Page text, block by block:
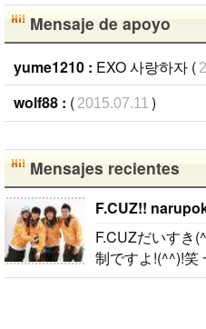
Mensaje de apoyo
yume1210 : EXO 사랑하자 (
wolf88 : ( 2015.07.11 )
Mensajes recientes
F.CUZ!!
F.CUZだいすき
制ですよ!(^^)!笑